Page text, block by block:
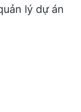
lý dự án